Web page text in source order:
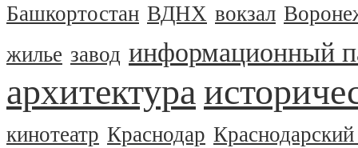
Башкортостан ВДНХ вокзал
жилье завод информационный
архитектура
кинотеатр Краснодар